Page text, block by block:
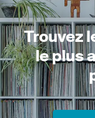
Trouvez
le plus